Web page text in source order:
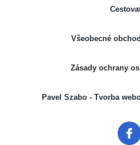
Všeobecné
Zásady ochrany
Pavel Szabo - Tvorba